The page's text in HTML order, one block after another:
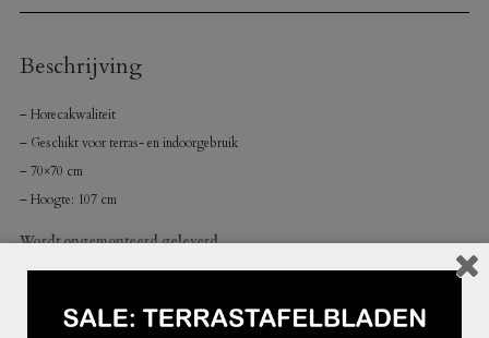
Beschrijving
– Horecakwaliteit
– Geschikt voor terras- en indoorgebruik
– 70×70 cm
– Hoogte: 107 cm
Wordt ongemonteerd geleverd.
GERELATEERDE PRODUCTEN